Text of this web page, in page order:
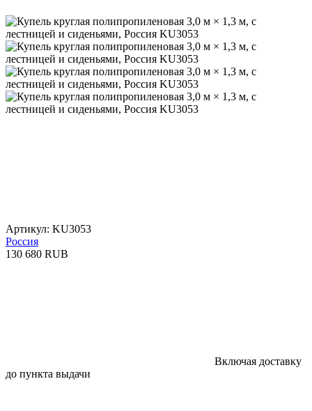
Артикул: KU3053
Россия
130 680 RUB
Включая доставку
до пункта выдачи